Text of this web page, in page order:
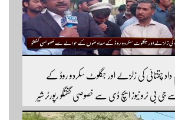
داد چقتائی کی زلزلے اور جگلوٹ سکردو روڈ کے
ٹرو نیوز ایچ ڈی سے خصوصی گفتگو رپورٹر شیر